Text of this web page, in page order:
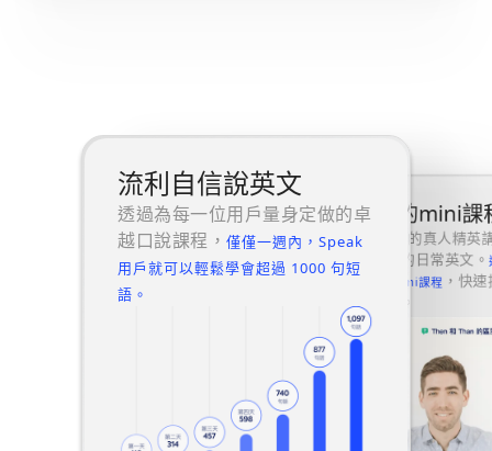
流利自信說英文
透過為每一位用戶量身定做的卓
越口說課程， 僅僅一週內，Speak
用戶就可以輕鬆學會超過 1000 句短
語。
超fun的mini課
和 Speak 的真人精英
習最實用的日常英文。
的互動式mini課程 ，快
會話技能。